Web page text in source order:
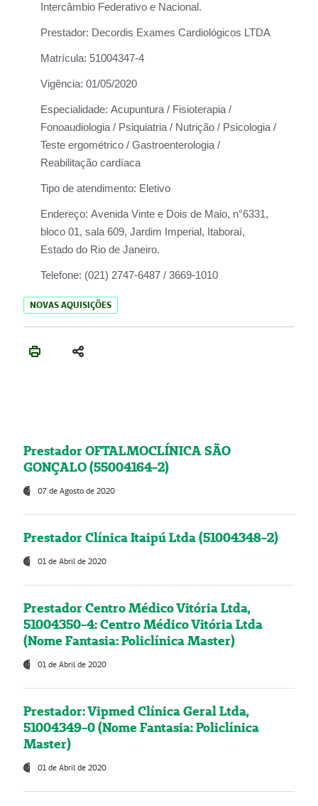
Intercâmbio Federativo e Nacional.
Prestador: Decordis Exames Cardiológicos LTDA
Matrícula: 51004347-4
Vigência: 01/05/2020
Especialidade: Acupuntura / Fisioterapia /
Fonoaudiologia / Psiquiatria / Nutrição / Psicologia /
Teste ergométrico / Gastroenterologia /
Reabilitação cardíaca
Tipo de atendimento: Eletivo
Endereço: Avenida Vinte e Dois de Maio, n°6331,
bloco 01, sala 609, Jardim Imperial, Itaboraí,
Estado do Rio de Janeiro.
Telefone: (021) 2747-6487 / 3669-1010
NOVAS AQUISIÇÕES
Prestador OFTALMOCLÍNICA SÃO
GONÇALO (55004164-2)
07 de Agosto de 2020
Prestador Clínica Itaipú Ltda (51004348-2)
01 de Abril de 2020
Prestador Centro Médico Vitória Ltda,
51004350-4: Centro Médico Vitória Ltda
(Nome Fantasia: Policlínica Master)
01 de Abril de 2020
Prestador: Vipmed Clínica Geral Ltda,
51004349-0 (Nome Fantasia: Policlínica
Master)
01 de Abril de 2020